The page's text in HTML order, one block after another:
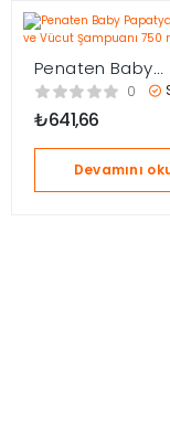
Penaten Baby
Papatya Özlü
Vücut Şampuanı
ml
0
₺641,66
Devamını